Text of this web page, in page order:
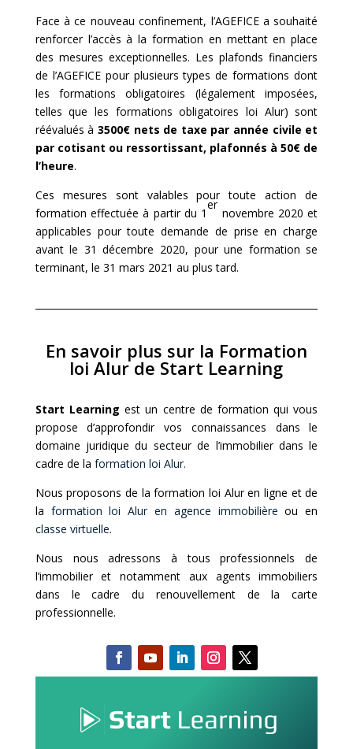
Face à ce nouveau confinement, l’AGEFICE a souhaité
renforcer l’accès à la formation en mettant en place
des mesures exceptionnelles. Les plafonds financiers
de l’AGEFICE pour plusieurs types de formations dont
les formations obligatoires (légalement imposées,
telles que les formations obligatoires loi Alur) sont
réévalués à 3500€ nets de taxe par année civile et
par cotisant ou ressortissant, plafonnés à 50€ de
l’heure.
Ces mesures sont valables pour toute action de
formation effectuée à partir du 1
er
novembre 2020 et
applicables pour toute demande de prise en charge
avant le 31 décembre 2020, pour une formation se
terminant, le 31 mars 2021 au plus tard.
En savoir plus sur la Formation
loi Alur de Start Learning
Start Learning est un centre de formation qui vous
propose d’approfondir vos connaissances dans le
domaine juridique du secteur de l’immobilier dans le
cadre de la formation loi Alur.
Nous proposons de laformation loi Alur en ligne et de
la formation loi Alur en agence immobilière ou en
classe virtuelle.
Nous nous adressons à tous professionnels de
l’immobilier et notamment aux agents immobiliers
dans le cadre du renouvellement de la carte
professionnelle.